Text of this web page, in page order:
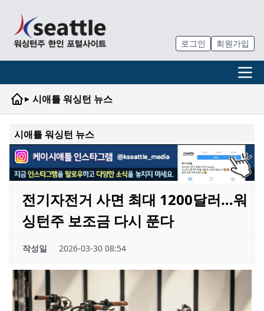
로그인 회원가입
▸ 시애틀 워싱턴 뉴스
시애틀 워싱턴 뉴스
전기자전거 사면 최대 1200달러…워
싱턴주 보조금 다시 푼다
작성일 2026-03-30 08:54